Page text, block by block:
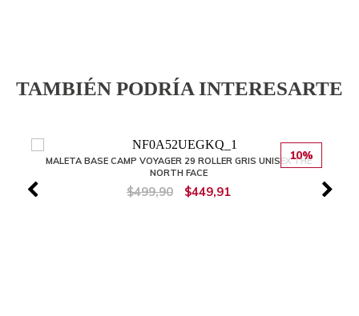
TAMBIÉN PODRÍA INTERESARTE
10%
MALETA BASE CAMP VOYAGER 29 ROLLER GRIS UNISEX THE
NORTH FACE
$499,90 $449,91